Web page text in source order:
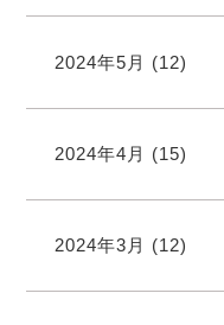
2024年5月 (12)
2024年4月 (15)
2024年3月 (12)